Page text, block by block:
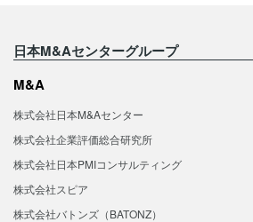
日本M&Aセンターグループ
M&A
株式会社日本M&Aセンター
株式会社企業評価総合研究所
株式会社日本PMIコンサルティング
株式会社スピア
株式会社バトンズ（BATONZ）